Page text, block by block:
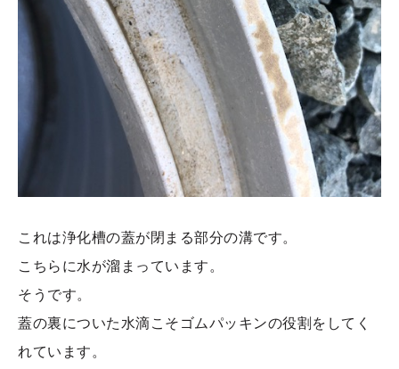
これは浄化槽の蓋が閉まる部分の溝です。
こちらに水が溜まっています。
そうです。
蓋の裏についた水滴こそゴムパッキンの役割をしてく
れています。